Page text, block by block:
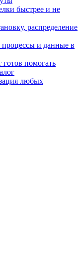
быстрее и не
распределение
и данные в
готов помогать
любых